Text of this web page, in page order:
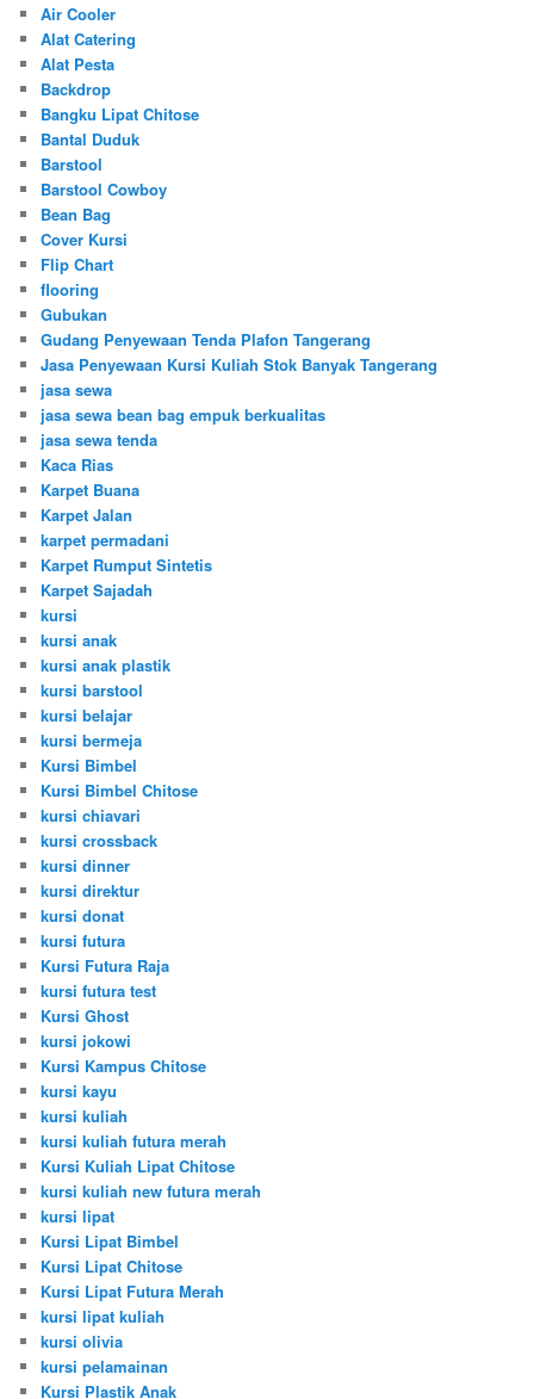
Air Cooler
Alat Catering
Alat Pesta
Backdrop
Bangku Lipat Chitose
Bantal Duduk
Barstool
Barstool Cowboy
Bean Bag
Cover Kursi
Flip Chart
flooring
Gubukan
Gudang Penyewaan Tenda Plafon Tangerang
Jasa Penyewaan Kursi Kuliah Stok Banyak Tangerang
jasa sewa
jasa sewa bean bag empuk berkualitas
jasa sewa tenda
Kaca Rias
Karpet Buana
Karpet Jalan
karpet permadani
Karpet Rumput Sintetis
Karpet Sajadah
kursi
kursi anak
kursi anak plastik
kursi barstool
kursi belajar
kursi bermeja
Kursi Bimbel
Kursi Bimbel Chitose
kursi chiavari
kursi crossback
kursi dinner
kursi direktur
kursi donat
kursi futura
Kursi Futura Raja
kursi futura test
Kursi Ghost
kursi jokowi
Kursi Kampus Chitose
kursi kayu
kursi kuliah
kursi kuliah futura merah
Kursi Kuliah Lipat Chitose
kursi kuliah new futura merah
kursi lipat
Kursi Lipat Bimbel
Kursi Lipat Chitose
Kursi Lipat Futura Merah
kursi lipat kuliah
kursi olivia
kursi pelamainan
Kursi Plastik Anak